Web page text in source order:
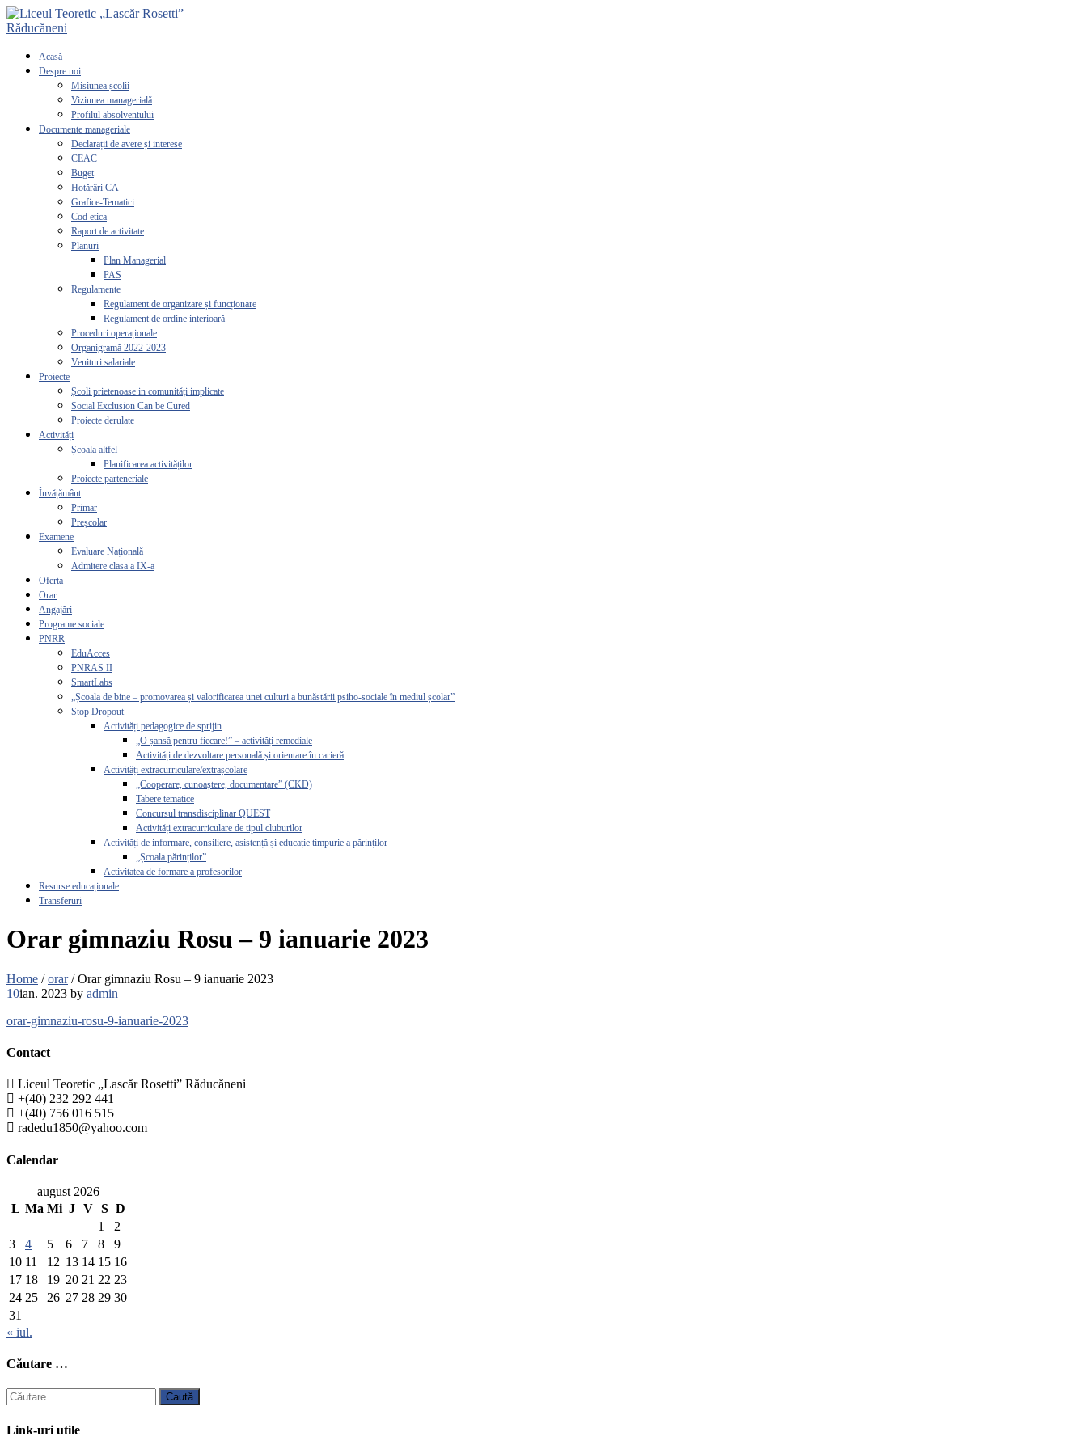
Acasă
Despre noi
Misiunea școlii
Viziunea managerială
Profilul absolventului
Documente manageriale
Declarații de avere și interese
CEAC
Buget
Hotărâri CA
Grafice-Tematici
Cod etica
Raport de activitate
Planuri
Plan Managerial
PAS
Regulamente
Regulament de organizare și funcționare
Regulament de ordine interioară
Proceduri operaționale
Organigramă 2022-2023
Venituri salariale
Proiecte
Școli prietenoase in comunități implicate
Social Exclusion Can be Cured
Proiecte derulate
Activități
Școala altfel
Planificarea activităților
Proiecte parteneriale
Învățământ
Primar
Preșcolar
Examene
Evaluare Națională
Admitere clasa a IX-a
Oferta
Orar
Angajări
Programe sociale
PNRR
EduAcces
PNRAS II
SmartLabs
„Școala de bine – promovarea și valorificarea unei culturi a bunăstării psiho-sociale în mediul școlar”
Stop Dropout
Activități pedagogice de sprijin
„O șansă pentru fiecare!” – activități remediale
Activități de dezvoltare personală și orientare în carieră
Activități extracurriculare/extrașcolare
„Cooperare, cunoaștere, documentare” (CKD)
Tabere tematice
Concursul transdisciplinar QUEST
Activități extracurriculare de tipul cluburilor
Activități de informare, consiliere, asistență și educație timpurie a părinților
„Școala părinților”
Activitatea de formare a profesorilor
Resurse educaționale
Transferuri
Orar gimnaziu Rosu – 9 ianuarie 2023
Home /orar/Orar gimnaziu Rosu – 9 ianuarie 2023
10ian. 2023 by admin
orar-gimnaziu-rosu-9-ianuarie-2023
Contact
Liceul Teoretic „Lascăr Rosetti” Răducăneni
+(40) 232 292 441
+(40) 756 016 515
radedu1850@yahoo.com
Calendar
august 2026
L Ma Mi J V S D
1
2
3
4 5 6 7 8
9
10 11 12 13 14 15 16
17 18 19 20 21 22 23
24 25 26 27 28 29 30
31
« iul.
Căutare …
Caută
după:
Link-uri utile